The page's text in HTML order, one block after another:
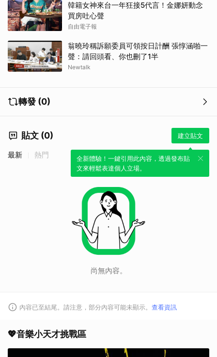
韓籍女神來台一年狂接5代言！金娜妍動念
買房吐心聲
自由電子報
翁曉玲稱訴願委員可領按日計酬 張惇涵啪一
聲：請回頭看、你也刪了1半
Newtalk
轉發 (0)
貼文 (0) 建立貼文
全新體驗！一鍵引用此內容，透過發布貼
文來輕鬆表達個人立場。
最新 熱門
尚無內容。
內容已至結尾。請注意，部分內容可能未顯示。 查看資訊
💖音樂小天才挑戰區
取消